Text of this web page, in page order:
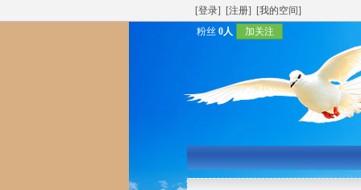
[登录] [注册]
[我的空间]
粉丝 0人 加关注